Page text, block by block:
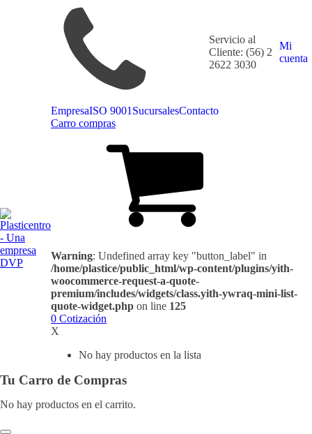
Servicio al
Cliente: (56) 2
2622 3030
Mi
cuenta
EmpresaISO 9001 SucursalesContacto
Carro compras
Warning: Undefined array key "button_label" in
/home/plastice/public_html/wp-content/plugins/yith-
woocommerce-request-a-quote-
premium/includes/widgets/class.yith-ywraq-mini-list-
quote-widget.php on line 125
0 Cotización
X
No hay productos en la lista
Tu Carro de Compras
No hay productos en el carrito.